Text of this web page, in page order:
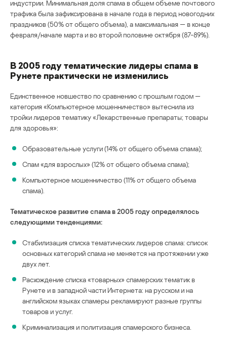
индустрии. Минимальная доля спама в общем объеме почтового
трафика была зафиксирована в начале года в период новогодних
праздников (50% от общего объема), а максимальная — в конце
февраля/начале марта и во второй половине октября (87-89%).
В 2005 году тематические лидеры спама в
Рунете практически не изменились
Единственное новшество по сравнению с прошлым годом —
категория «Компьютерное мошенничество» вытеснила из
тройки лидеров тематику «Лекарственные препараты; товары
для здоровья»:
Образовательные услуги (14% от общего объема спама);
Спам «для взрослых» (12% от общего объема спама);
Компьютерное мошенничество (11% от общего объема
спама).
Тематическое развитие спама в 2005 году определялось
следующими тенденциями:
Стабилизация списка тематических лидеров спама: список
основных категорий спама не меняется на протяжении уже
двух лет.
Расхождение списка «товарных» спамерских тематик в
Рунете и в западной части Интернета: на русском и на
английском языках спамеры рекламируют разные группы
товаров и услуг.
Криминализация и политизация спамерского бизнеса.